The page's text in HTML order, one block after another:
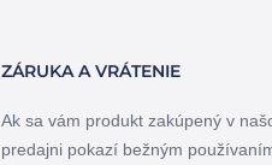
ZÁRUKA A VRÁTENIE
Ak sa vám produkt zakúpený v
predajni pokazí bežným